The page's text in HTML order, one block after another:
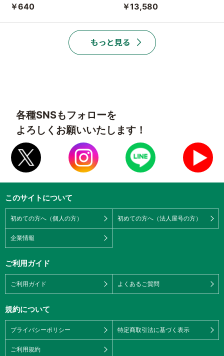
￥640 ￥13,580
各種SNSもフォローを
よろしくお願いいたします！
このサイトについて
初めての方へ（個人の方） 初めての方へ（法人屋号の方）
企業情報
ご利用ガイド
ご利用ガイド よくあるご質問
規約について
プライバシーポリシー 特定商取引法に基づく表示
ご利用規約